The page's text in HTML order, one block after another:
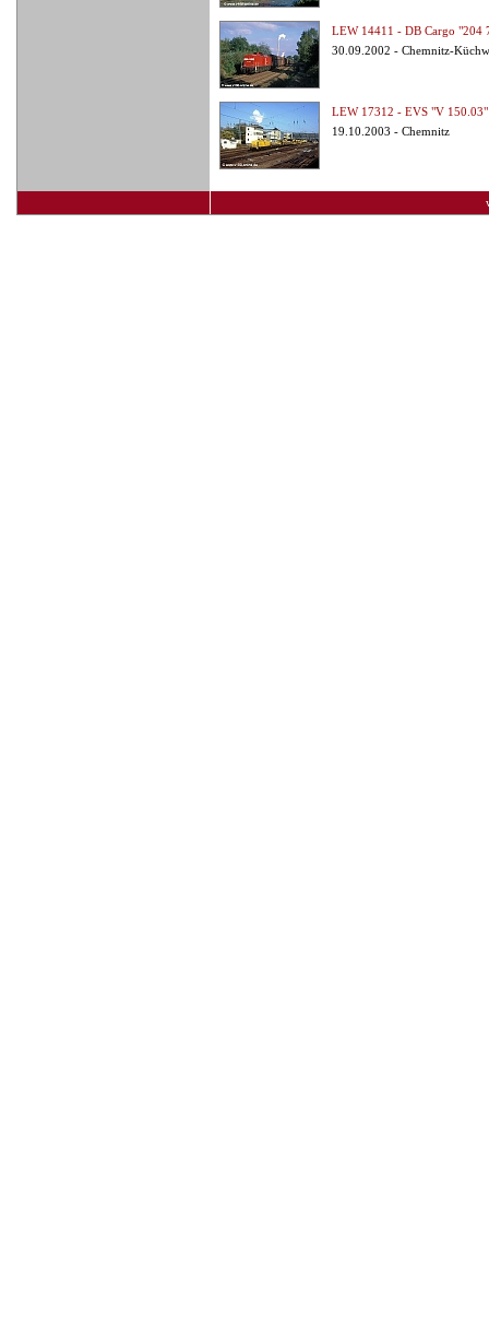
LEW 14411 - DB Cargo "204
30.09.2002 - Chemnitz-
LEW 17312 - EVS "V 150.03"
19.10.2003 - Chemnitz